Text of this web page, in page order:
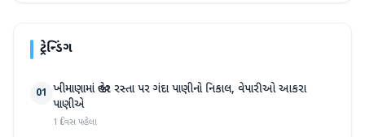
ટ્રેન્ડિંગ
01 ખીમાણામાં જાહેર રસ્તા પર ગંદા પાણીનો નિકાલ, વેપારીઓ આકરા
પાણીએ
1 દિવસ પહેલા